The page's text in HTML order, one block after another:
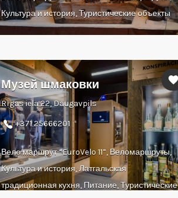
Культура и история, Туристические объекты
Музей шмаковки
Rīgas iela 22, Daugavpils
+371 25666201
Вело маршрут “EuroVelo 11”, Веломаршруты,
Культура и история, Латгальская
традиционная кухня, Питание, Туристические